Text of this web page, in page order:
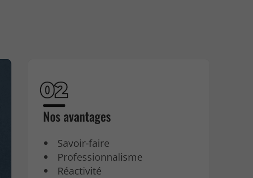
Nos avantages
Savoir-faire
Professionnalisme
Réactivité